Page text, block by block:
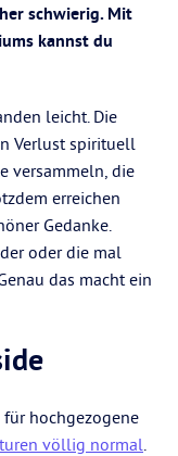
schwierig. Mit
kannst du
leicht. Die
Verlust spirituell
versammeln, die
erreichen
Gedanke.
oder die mal
das macht ein
für hochgezogene
völlig normal.